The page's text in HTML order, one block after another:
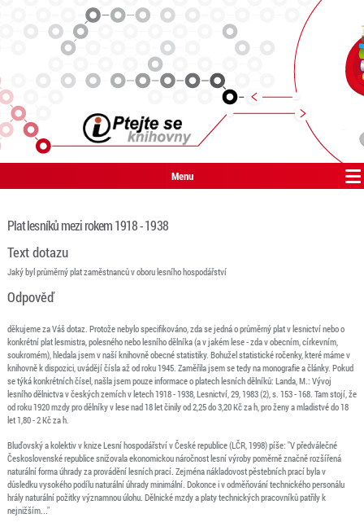
Menu
Plat lesníků mezi rokem 1918 - 1938
Text dotazu
Jaký byl průměrný plat zaměstnanců v oboru lesního hospodářství
Odpověď
děkujeme za Váš dotaz. Protože nebylo specifikováno, zda se jedná o průměrný plat v lesnictví nebo o
konkrétní plat lesmistra, polesného nebo lesního dělníka (a v jakém lese - zda v obecním, církevním,
soukromém), hledala jsem v naší knihovně obecné statistiky. Bohužel statistické ročenky, které máme v
knihovně k dispozici, uvádějí čísla až od roku 1945. Zaměřila jsem se tedy na monografie a články. Pokud
se týká konkrétních čísel, našla jsem pouze informace o platech lesních dělníků: Landa, M.: Vývoj
lesního dělnictva v českých zemích v letech 1918 - 1938, Lesnictví, 29, 1983 (2), s. 153 - 168. Tam stojí, že
od roku 1920 mzdy pro dělníky v lese nad 18 let činily od 2,25 do 3,20 Kč za h, pro ženy a mladistvé do 18
let 1,80 - 2 Kč za h.
Bluďovský a kolektiv v knize Lesní hospodářství v České republice (LČR, 1998) píše: "V předválečné
Československé republice snižovala ekonomickou náročnost lesní výroby poměrně značně rozšířená
naturální forma úhrady za provádění lesních prací. Zejména nákladovost pěstebních prací byla v
důsledku vysokého podílu naturální úhrady minimální. Dokonce i v odměňování technického personálu
hrály naturální požitky významnou úlohu. Dělnické mzdy a platy technických pracovníků patřily k
nejnižším..."